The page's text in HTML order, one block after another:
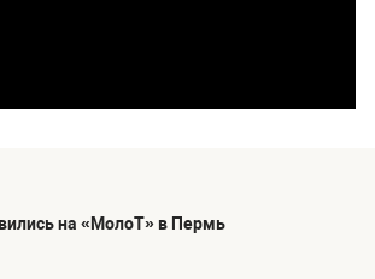
на «МолоТ» в Пермь